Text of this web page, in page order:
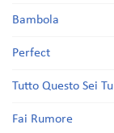
Bambola
Perfect
Tutto Questo Sei Tu
Fai Rumore